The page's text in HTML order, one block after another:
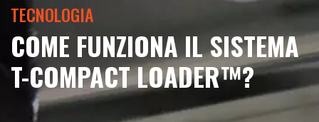
TECNOLOGIA
COME FUNZIONA IL SISTEMA
T-COMPACT LOADER™?